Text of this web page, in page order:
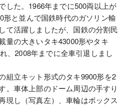
した。1966年までに500両以上が
形と並んで国鉄時代のガソリン輸
て活躍しましたが、国鉄の分割民
量の大きいタキ43000形やタキ
、2008年までに全車引退しまし
組立キット形式のタキ9900形を2
。車体上部のドーム周辺の手すり
現し（写真左）、車輪はボックス